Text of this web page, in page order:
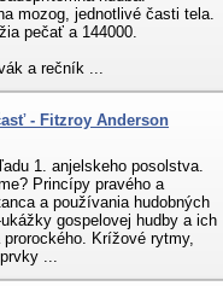
mozog, jednotlivé časti tela.
pečať a 144000.
a rečník ...
- Fitzroy Anderson
1. anjelskeho posolstva.
Princípy pravého a
a používania hudobných
gospelovej hudby a ich
Krížové rytmy,
...